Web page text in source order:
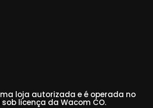
loja autorizada e é operada no
sob licença da Wacom CO.